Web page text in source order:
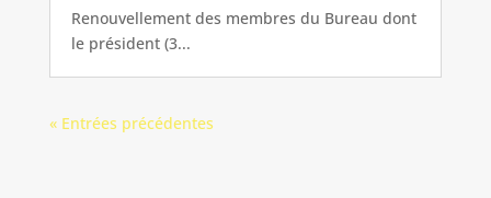
Renouvellement des membres du Bureau dont
le président (3...
« Entrées précédentes